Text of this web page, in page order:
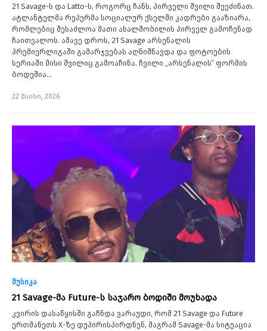
21 Savage-ს და Latto-ს, როგორც ჩანს, პირველი შვილი შეეძინათ.
ატლანტელმა რეპერმა სოციალურ ქსელში კადრები გააზიარა,
რომლებიც შესაძლოა მათი ახალშობილის პირველ გამოჩენად
ჩაითვალოს. ამავე დროს, 21 Savage არსენალის
პრემიერლიგაში გამარჯვებას აღნიშნავდა და ფოტოების
სერიაში მისი შვილიც გამოაჩინა. ჩვილი „არსენალის“ ფორმის
ბოდეშია…
22 მაისი, 2026
მუსიკა
21 Savage-მა Future-ს საჯარო ბოდიში მოუხადა
კვირის დასაწყისში გაჩნდა ვარაუდი, რომ 21 Savage და Future
ერთმანეთს X-ზე დუპირისპირდნენ, მაგრამ Savage-მა სიტუაცია